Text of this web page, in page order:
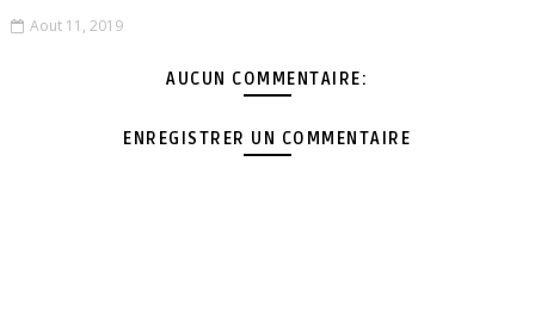
Aout 11, 2019
AUCUN COMMENTAIRE:
ENREGISTRER UN COMMENTAIRE